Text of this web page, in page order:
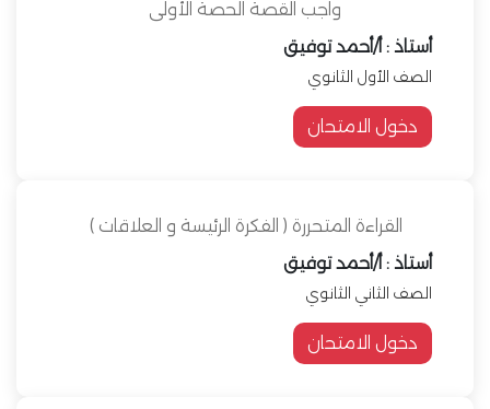
واجب القصة الحصة الأولى
أستاذ : أ/أحمد توفيق
الصف الأول الثانوي
دخول الامتحان
القراءة المتحررة ( الفكرة الرئيسة و العلاقات )
أستاذ : أ/أحمد توفيق
الصف الثاني الثانوي
دخول الامتحان